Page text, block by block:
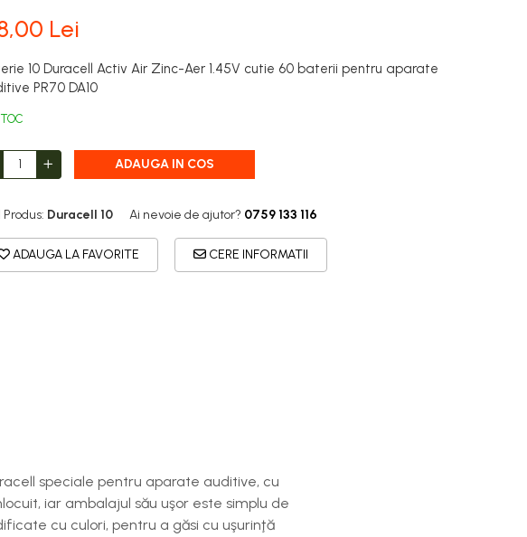
Lei
10 Duracell Activ Air Zinc-Aer 1.45V cutie 60 baterii pentru aparate
PR70 DA10
ADAUGA IN COS
Produs: Duracell 10 Ai nevoie de ajutor? 0759 133 116
ADAUGA LA FAVORITE CERE INFORMATII
speciale pentru aparate auditive, cu
iar ambalajul său uşor este simplu de
cu culori, pentru a găsi cu uşurinţă